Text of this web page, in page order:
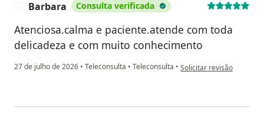
Barbara Consulta verificada
Atenciosa.calma e paciente.atende com toda
delicadeza e com muito conhecimento
27 de julho de 2026 • Teleconsulta • Teleconsulta • na opinião do utilizador
Solicitar revisão